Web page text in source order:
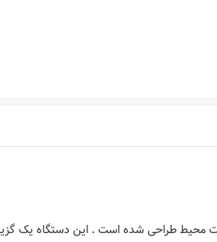
محیط طراحی شده است . این دستگاه یک